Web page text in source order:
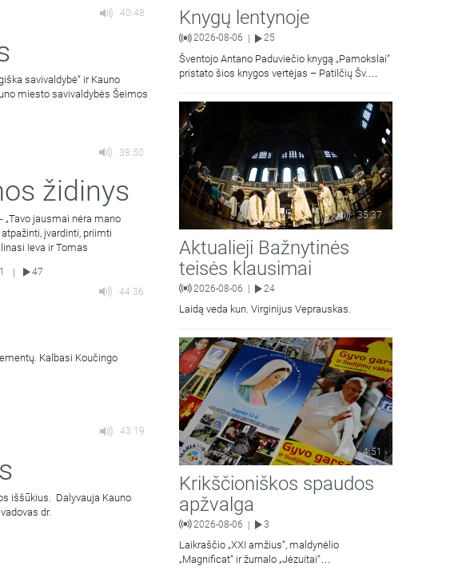
40:48
savivaldybė“ ir Kauno
miesto savivaldybės Šeimos
38:50
židinys
„Tavo jausmai nėra mano
atpažinti, įvardinti, priimti
Ieva ir Tomas
|
47
44:36
Kalbasi Koučingo
43:19
iššūkius. Dalyvauja Kauno
dr.
Knygų lentynoje
2026-08-06 25
Šventojo Antano Paduviečio knygą „Pamokslai“
pristato šios knygos vertėjas – Patilčių Šv.
moralinės teologijos dr. Algirdas Petras
35:37
Aktualieji Bažnytinės
teisės klausimai
2026-08-06 24
Laidą veda kun. Virginijus Veprauskas.
4:51
Krikščioniškos spaudos
apžvalga
2026-08-06 | 3
Laikraščio „XXI amžius“, maldynėlio
„Magnificat“ ir žurnalo „Jėzuitai“